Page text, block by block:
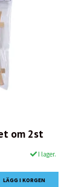
om 2st
I lager.